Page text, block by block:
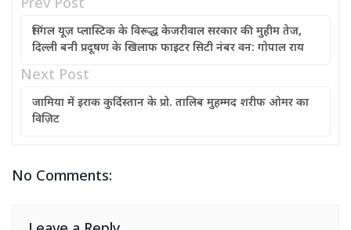
Prev Post
सिंगल यूज़ प्लास्टिक के विरूद्ध केजरीवाल सरकार की मुहीम तेज,
दिल्ली बनी प्रदूषण के खिलाफ फाइटर सिटी नंबर वन: गोपाल राय
Next Post
जामिया में इराक कुर्दिस्तान के प्रो. तालिब मुहम्मद शरीफ ओमर का
विज़िट
No Comments: